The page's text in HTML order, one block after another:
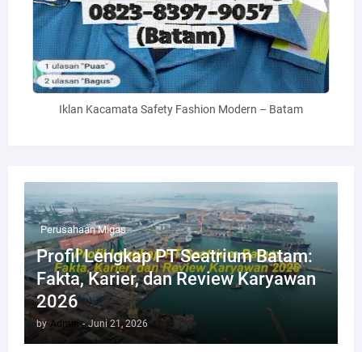
Iklan Kacamata Safety Fashion Modern – Batam
Perusahaan Migas
Profil Lengkap PT Seatrium Batam:
Fakta, Karier, dan Review Karyawan
2026
by Admin - Juni 21, 2026